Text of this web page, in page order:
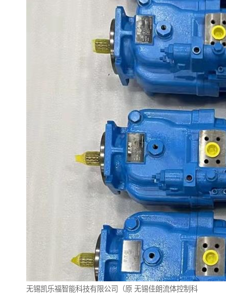
无锡凯乐福智能科技有限公司（原 无锡佳朗流体控制科